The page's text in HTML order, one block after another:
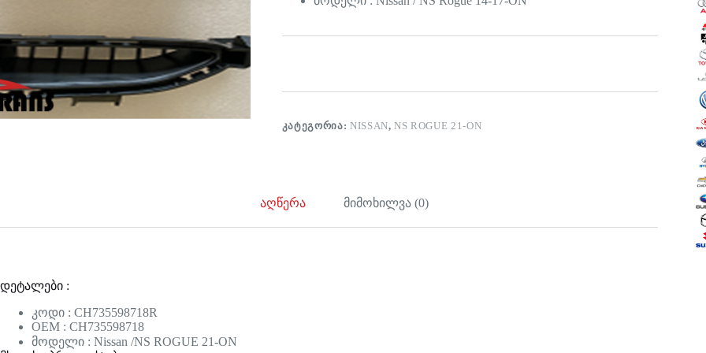
ᲙᲐᲢᲔᲒᲝᲠᲘᲐ: NISSAN,NS ROGUE 21-ON
აღწერა მიმოხილვა (0)
დეტალები :
კოდი : CH735598718R
OEM : CH735598718
მოდელი : Nissan /NS ROGUE 21-ON